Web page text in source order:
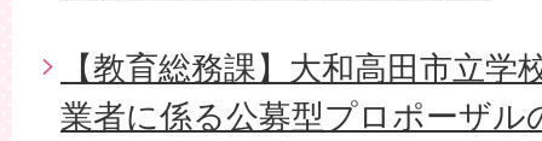
【教育総務課】大和高田市立学
業者に係る公募型プロポーザル